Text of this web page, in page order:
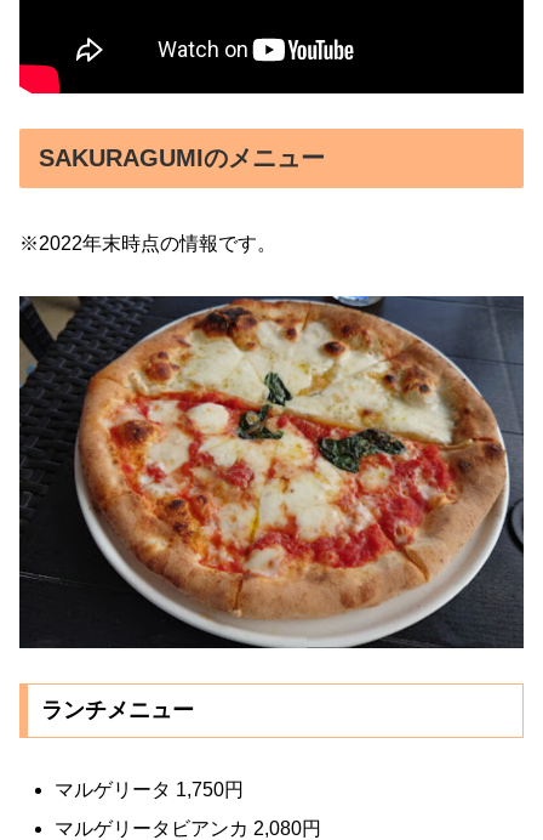
SAKURAGUMIのメニュー
※2022年末時点の情報です。
ランチメニュー
マルゲリータ 1,750円
マルゲリータビアンカ 2,080円